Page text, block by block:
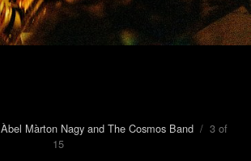
Àbel Màrton Nagy and The Cosmos Band / 3 of
15